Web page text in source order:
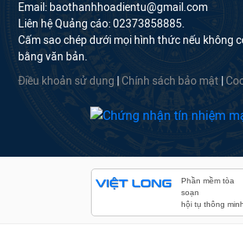
Email: baothanhhoadientu@gmail.com
Liên hệ Quảng cáo: 02373858885.
Cấm sao chép dưới mọi hình thức nếu không
bằng văn bản.
Điều khoản sử dụng Chính sách bảo mật
Phần mềm tòa
soạn
hội tụ thông minh